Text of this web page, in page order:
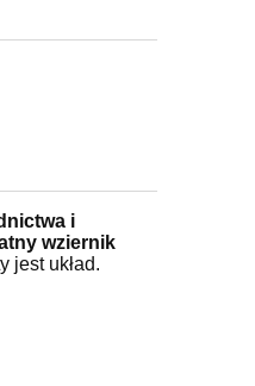
i
wziernik
jest układ.